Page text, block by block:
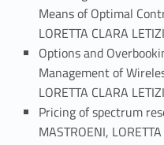
Means of Optimal
LORETTA CLARA
Options and
Management of
LORETTA CLARA
Pricing of spectrum
MASTROENI,